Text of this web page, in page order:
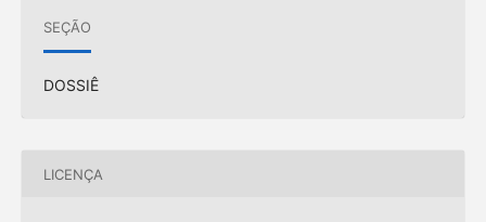
SEÇÃO
DOSSIÊ
LICENÇA